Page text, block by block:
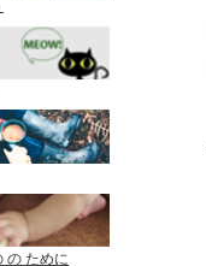
の ために